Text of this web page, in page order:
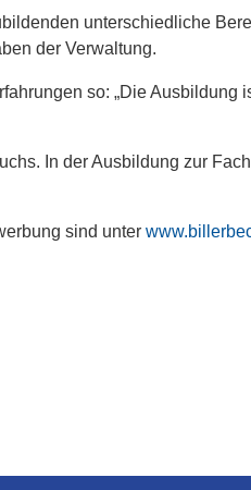
unterschiedliche
der Verwaltung.
so: „Die Ausbildung
In der Ausbildung zur
sind unter